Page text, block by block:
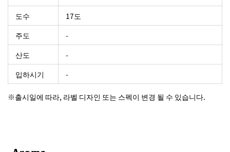
도수
17도
주도
-
산도
-
입하시기
-
※출시일에 따라, 라벨 디자인 또는 스펙이 변경 될 수 있습니다.